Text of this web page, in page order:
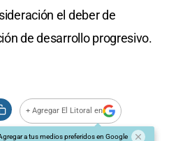
el deber de
de desarrollo progresivo.
+ Agregar El Litoral en
a tus medios preferidos en Google